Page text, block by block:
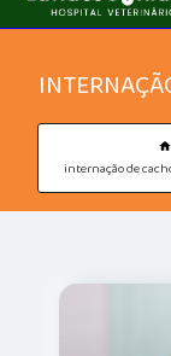
internação de